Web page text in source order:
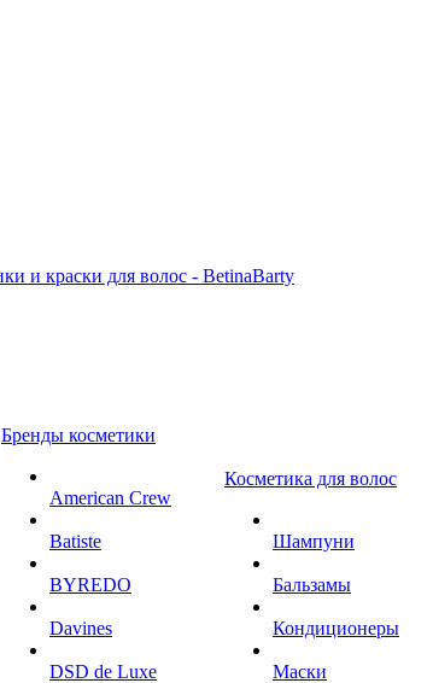
Бренды косметики
American Crew
Batiste
BYREDO
Davines
DSD de Luxe
Косметика для волос
Шампуни
Бальзамы
Кондиционеры
Маски